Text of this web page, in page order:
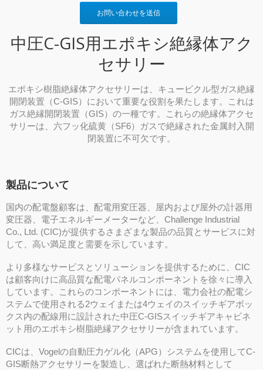
お問い合わせを送信
中圧C-GIS用エポキシ絶縁体アク
セサリー
エポキシ樹脂絶縁体アクセサリーは、キュービクル型ガス絶縁
開閉装置（C-GIS）において重要な役割を果たします。これは
ガス絶縁開閉装置（GIS）の一種です。これらの絶縁体アクセ
サリーは、六フッ化硫黄（SF6）ガスで絶縁された金属封入開
閉装置に不可欠です。
製品について
国内の配電盤顧客は、配電用変圧器、屋内および屋外の計器用
変圧器、電子エネルギーメーターなど、Challenge Industrial
Co., Ltd. (CIC)が提供するさまざまな製品の品質とサービスに対
して、高い満足度と需要を示しています。
より多様なサービスとソリューションを提供するために、CIC
は顧客向けに高品質な配電パネルコンポーネントを徐々に導入
しています。これらのコンポーネントには、電力会社の配電シ
ステムで使用される2ウェイまたは4ウェイのスイッチギアボッ
クス内の配線用に設計された中圧C-GISスイッチギアキャビネ
ット用のエポキシ樹脂絶縁アクセサリーが含まれています。
CICは、Vogelの自動圧力ゲル化（APG）システムを使用してC-
GIS断熱アクセサリーを製造し、選ばれた断熱材料として